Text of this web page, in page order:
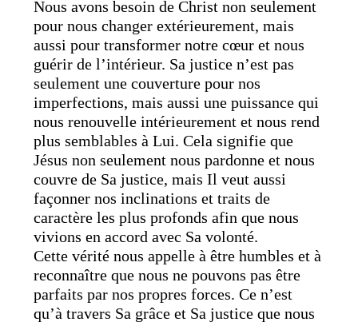
Nous avons besoin de Christ non seulement
pour nous changer extérieurement, mais
aussi pour transformer notre cœur et nous
guérir de l’intérieur. Sa justice n’est pas
seulement une couverture pour nos
imperfections, mais aussi une puissance qui
nous renouvelle intérieurement et nous rend
plus semblables à Lui. Cela signifie que
Jésus non seulement nous pardonne et nous
couvre de Sa justice, mais Il veut aussi
façonner nos inclinations et traits de
caractère les plus profonds afin que nous
vivions en accord avec Sa volonté.
Cette vérité nous appelle à être humbles et à
reconnaître que nous ne pouvons pas être
parfaits par nos propres forces. Ce n’est
qu’à travers Sa grâce et Sa justice que nous